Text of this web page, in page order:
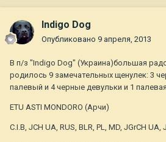
Indigo Dog
Опубликовано 9 апреля, 2013
В п/з "Indigo Dog" (Украина)большая
родилось 9 замечательных щенулек: 3
палевый и 4 черные девульки и 1
ETU ASTI MONDORO (Арчи)
C.I.B, JCH UA, RUS, BLR, PL, MD, JGrCH UA,